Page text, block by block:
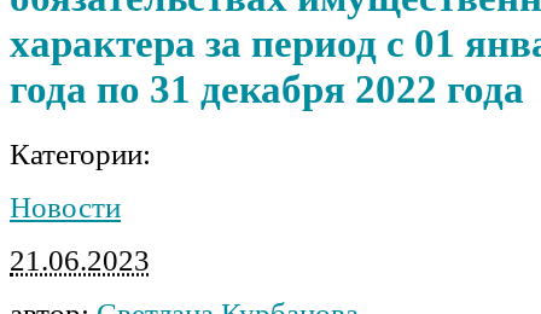
характера за период с 01
года по 31 декабря 2022 года
Категории:
Новости
21.06.2023